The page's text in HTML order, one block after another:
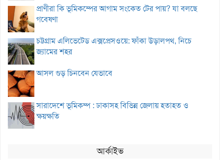
প্রাণীরা কি ভূমিকম্পের আগাম সংকেত টের পায়? যা বলছে
গবেষণা
চট্টগ্রাম এলিভেটেড এক্সপ্রেসওয়ে: ফাঁকা উড়ালপথ, নিচে
জ্যামের শহর
আসল গুড় চিনবেন যেভাবে
সারাদেশে ভূমিকম্প : ঢাকাসহ বিভিন্ন জেলায় হতাহত ও
ক্ষয়ক্ষতি
আর্কাইভ